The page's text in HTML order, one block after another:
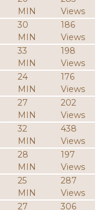
MIN
Views
30
MIN
186
Views
33
MIN
198
Views
24
MIN
176
Views
27
MIN
202
Views
32
MIN
438
Views
28
MIN
197
Views
25
MIN
287
Views
27
306